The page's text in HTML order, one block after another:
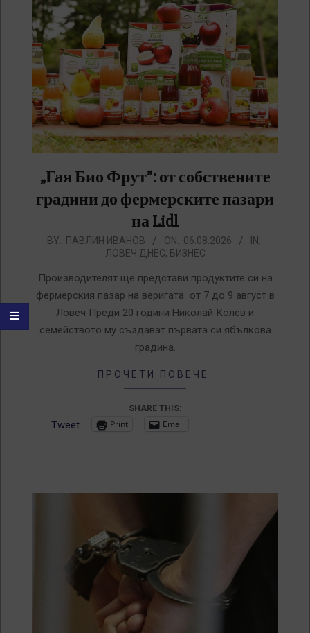
„Гая Био Фрут”: от собствените
градини до фермерските пазари
на Lidl
2026-
06
BY: ПАВЛИН ИВАНОВ ON: 06.08.2026
IN:
ЛОВЕЧ ДНЕС, БИЗНЕС
Производителят ще представи продуктите си на
фермерския пазар на веригата от 7 до 9 август в
Ловеч Преди 20 години Николай Колев и
семейството му създават първата си ябълкова
градина.
ПРОЧЕТИ ПОВЕЧЕ:
SHARE THIS:
Tweet Print Email